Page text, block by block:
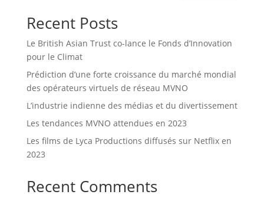
Recent Posts
Le British Asian Trust co-lance le Fonds d’Innovation
pour le Climat
Prédiction d’une forte croissance du marché mondial
des opérateurs virtuels de réseau MVNO
L’industrie indienne des médias et du divertissement
Les tendances MVNO attendues en 2023
Les films de Lyca Productions diffusés sur Netflix en
2023
Recent Comments